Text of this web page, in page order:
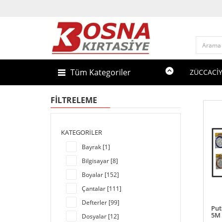
Tüm Kategoriler
FILTRELEME
KATEGORILER
Bayrak [1]
Bilgisayar [8]
Boyalar [152]
Çantalar [111]
Defterler [99]
Dosyalar [12]
5M